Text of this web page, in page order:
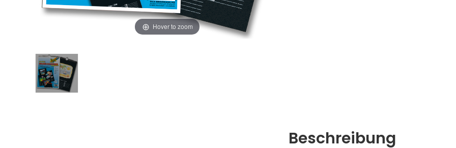
Hover to zoom
Beschreibung